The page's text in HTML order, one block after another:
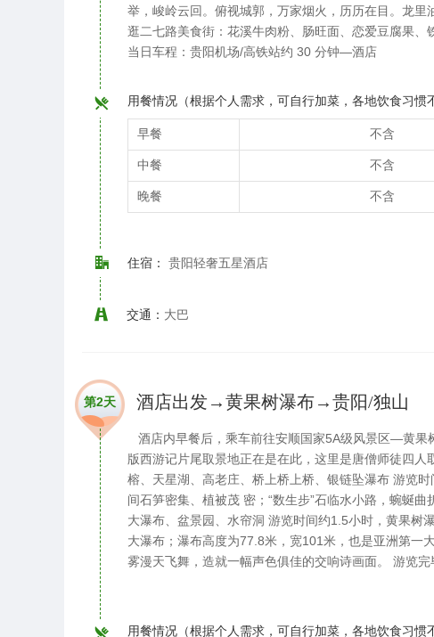
举，峻岭云回。俯视城郭，万家烟火，历历在目。龙里
逛二七路美食街：花溪牛肉粉、肠旺面、恋爱豆腐果
当日车程：贵阳机场/高铁站约 30 分钟—酒店
用餐情况（根据个人需求，可自行加菜，各地饮食习惯
早餐 不含
中餐 不含
晚餐 不含
住宿： 贵阳轻奢五星酒店
交通： 大巴
第2天 酒店出发→黄果树瀑布→贵阳/独山
酒店内早餐后，乘车前往安顺国家5A级风景区—黄果
版西游记片尾取景地正在是在此，这里是唐僧师徒四
榕、天星湖、高老庄、桥上桥上桥、银链坠瀑布 游览
间石笋密集、植被茂 密；“数生步”石临水小路，蜿蜒
大瀑布、盆景园、水帘洞 游览时间约1.5小时，黄果树
大瀑布；瀑布高度为77.8米，宽101米，也是亚洲第一
雾漫天飞舞，造就一幅声色俱佳的交响诗画面。 游览
用餐情况（根据个人需求，可自行加菜，各地饮食习惯